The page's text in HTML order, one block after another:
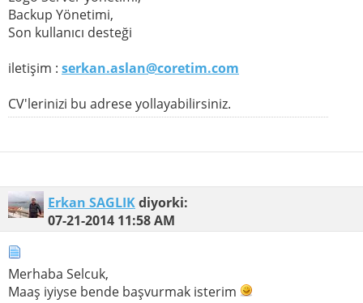
Backup Yönetimi,
Son kullanıcı desteği
iletişim : serkan.aslan@coretim.com
CV'lerinizi bu adrese yollayabilirsiniz.
Erkan SAGLIKdiyorki:
07-21-2014 11:58 AM
Merhaba Selcuk,
Maaş iyiyse bende başvurmak isterim